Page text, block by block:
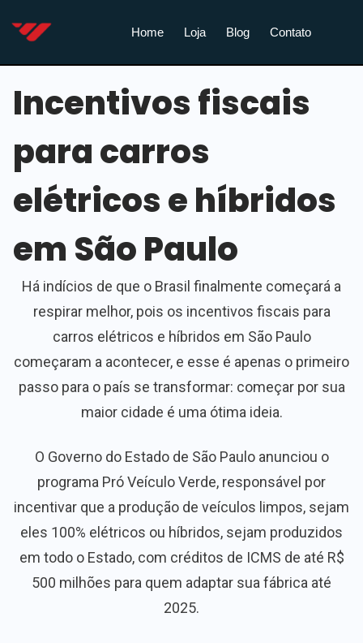
Home Loja Blog Contato
Incentivos fiscais
para carros
elétricos e híbridos
em São Paulo
Há indícios de que o Brasil finalmente começará a
respirar melhor, pois os incentivos fiscais para
carros elétricos e híbridos em São Paulo
começaram a acontecer, e esse é apenas o primeiro
passo para o país se transformar: começar por sua
maior cidade é uma ótima ideia.
O Governo do Estado de São Paulo anunciou o
programa Pró Veículo Verde, responsável por
incentivar que a produção de veículos limpos, sejam
eles 100% elétricos ou híbridos, sejam produzidos
em todo o Estado, com créditos de ICMS de até R$
500 milhões para quem adaptar sua fábrica até
2025.